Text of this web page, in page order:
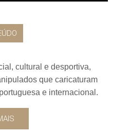
cultural e desportiva,
que caricaturam
e internacional.